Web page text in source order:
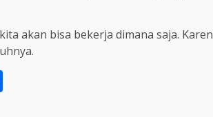
akan bisa bekerja dimana saja.